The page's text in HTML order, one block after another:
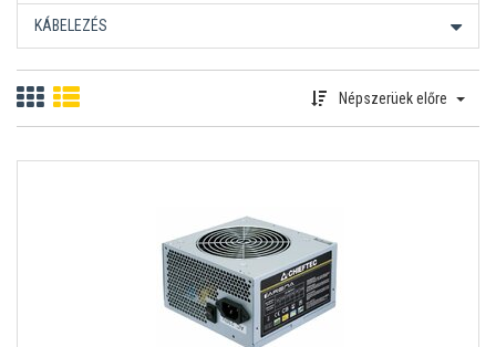
KÁBELEZÉS
Népszerüek előre